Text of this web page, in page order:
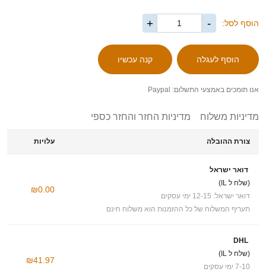
הוסף לסל: -
+
אנו תומכים באמצעי התשלום: Paypal
מדיניות משלוח מדיניות החזר והחזר כספי
צורת ההובלה עלויות
דואר ישראל
(שלח ל IL)
דואר ישראל: 12-15 ימי עסקים
תעריף המשלוח של כל ההזמנות הוא משלוח חינם
₪0.00
DHL
(שלח ל IL)
7-10 ימי עסקים
₪41.97